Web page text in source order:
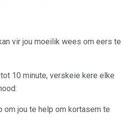
vir jou moeilik wees om eers te
10 minute, verskeie kere elke
jou te help om kortasem te